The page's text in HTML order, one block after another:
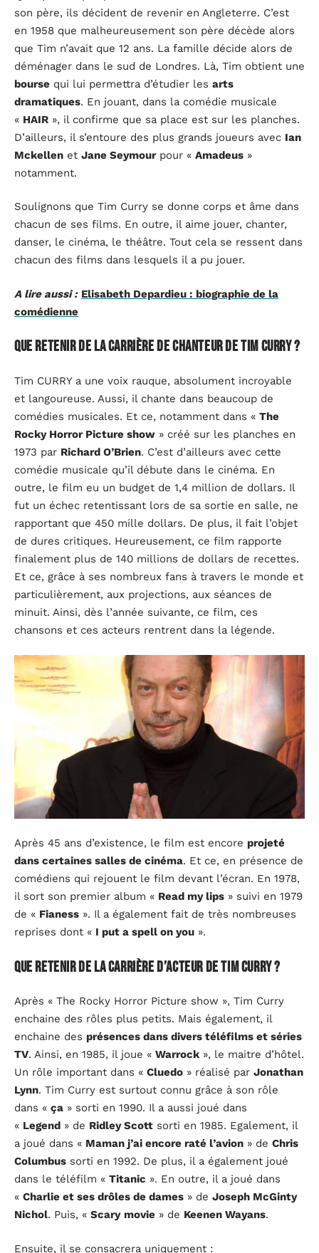
son père, ils décident de revenir en Angleterre. C’est
en 1958 que malheureusement son père décède alors
que Tim n’avait que 12 ans. La famille décide alors de
déménager dans le sud de Londres. Là, Tim obtient une
bourse qui lui permettra d’étudier les arts
dramatiques. En jouant, dans la comédie musicale
« HAIR », il confirme que sa place est sur les planches.
D’ailleurs, il s’entoure des plus grands joueurs avec Ian
Mckellen et Jane Seymourpour « Amadeus »
notamment.
Soulignons que Tim Curry se donne corps et âme dans
chacun de ses films. En outre, il aime jouer, chanter,
danser, le cinéma, le théâtre. Tout cela se ressent dans
chacun des films dans lesquels il a pu jouer.
A lire aussi : Elisabeth Depardieu : biographie de la
comédienne
Que retenir de la carrière de chanteur de Tim Curry ?
Tim CURRY a une voix rauque, absolument incroyable
et langoureuse. Aussi, il chante dans beaucoup de
comédies musicales. Et ce, notamment dans « The
Rocky Horror Picture show » créé sur les planches en
1973 par Richard O’Brien. C’est d’ailleurs avec cette
comédie musicale qu’il débute dans le cinéma. En
outre, le film eu un budget de 1,4 million de dollars. Il
fut un échec retentissant lors de sa sortie en salle, ne
rapportant que 450 mille dollars. De plus, il fait l’objet
de dures critiques. Heureusement, ce film rapporte
finalement plus de 140 millions de dollars de recettes.
Et ce, grâce à ses nombreux fans à travers le monde et
particulièrement, aux projections, aux séances de
minuit. Ainsi, dès l’année suivante, ce film, ces
chansons et ces acteurs rentrent dans la légende.
Après 45 ans d’existence, le film est encore projeté
dans certaines salles de cinéma. Et ce, en présence de
comédiens qui rejouent le film devant l’écran. En 1978,
il sort son premier album « Read my lips » suivi en 1979
de « Fianess ». Il a également fait de très nombreuses
reprises dont « I put a spell on you ».
Que retenir de la carrière d’acteur de Tim Curry ?
Après « The Rocky Horror Picture show », Tim Curry
enchaine des rôles plus petits. Mais également, il
enchaine des présences dans divers téléfilms et séries
TV. Ainsi, en 1985, il joue « Warrock », le maitre d’hôtel.
Un rôle important dans « Cluedo » réalisé par Jonathan
Lynn. Tim Curry est surtout connu grâce à son rôle
dans « ça » sorti en 1990. Il a aussi joué dans
« Legend » de Ridley Scott sorti en 1985. Egalement, il
a joué dans « Maman j’ai encore raté l’avion » de Chris
Columbus sorti en 1992. De plus, il a également joué
dans le téléfilm « Titanic ». En outre, il a joué dans
« Charlie et ses drôles de dames » de Joseph McGinty
Nichol. Puis, « Scary movie » de Keenen Wayans.
Ensuite, il se consacrera uniquement :